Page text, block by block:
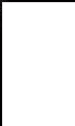
แอมป์หูฟัง